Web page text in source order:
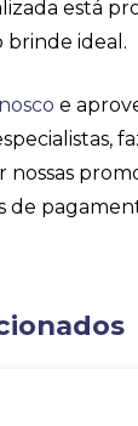
está
brinde ideal.
e
de